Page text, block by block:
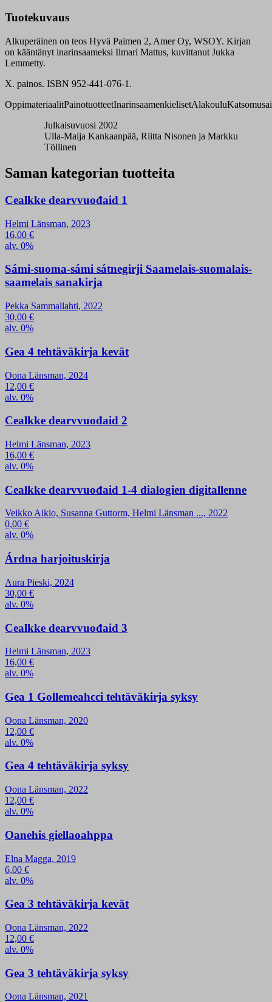
Tuotekuvaus
Alkuperäinen on teos Hyvä Paimen 2, Amer Oy, WSOY. Kirjan
on kääntänyt inarinsaameksi Ilmari Mattus, kuvittanut Jukka
Lemmetty.
X. painos. ISBN 952-441-076-1.
OppimateriaalitPainotuotteetInarinsaamenkielisetAlakoulu
Julkaisuvuosi 2002
Ulla-Maija Kankaanpää, Riitta Nisonen ja Markku
Töllinen
Saman kategorian tuotteita
Cealkke dearvvuođaid 1
Helmi Länsman, 2023
16,00 €
alv. 0%
Sámi-suoma-sámi sátnegirji Saamelais-suomalais-
saamelais sanakirja
Pekka Sammallahti, 2022
30,00 €
alv. 0%
Gea 4 tehtäväkirja kevät
Oona Länsman, 2024
12,00 €
alv. 0%
Cealkke dearvvuođaid 2
Helmi Länsman, 2023
16,00 €
alv. 0%
Cealkke dearvvuođaid 1-4 dialogien digitallenne
Veikko Aikio, Susanna Guttorm, Helmi Länsman ..., 2022
0,00 €
alv. 0%
Árdna harjoituskirja
Aura Pieski, 2024
30,00 €
alv. 0%
Cealkke dearvvuođaid 3
Helmi Länsman, 2023
16,00 €
alv. 0%
Gea 1 Gollemeahcci tehtäväkirja syksy
Oona Länsman, 2020
12,00 €
alv. 0%
Gea 4 tehtäväkirja syksy
Oona Länsman, 2022
12,00 €
alv. 0%
Oanehis giellaoahppa
Elna Magga, 2019
6,00 €
alv. 0%
Gea 3 tehtäväkirja kevät
Oona Länsman, 2022
12,00 €
alv. 0%
Gea 3 tehtäväkirja syksy
Oona Länsman, 2021